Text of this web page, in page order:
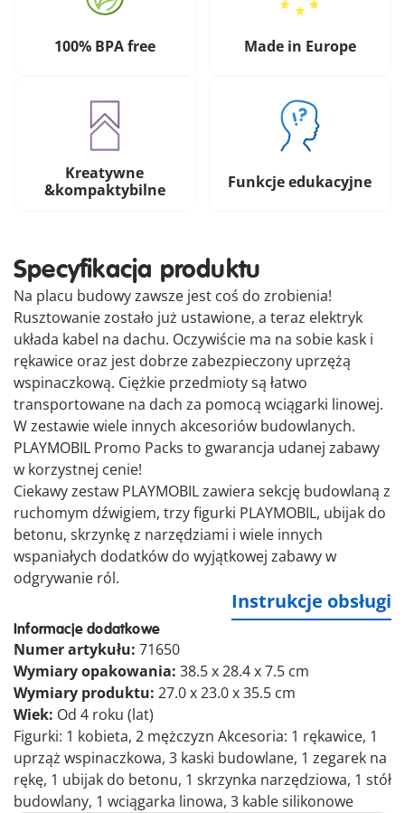
100% BPA free Made in Europe
Kreatywne
&kompaktybilne
Funkcje edukacyjne
Specyfikacja produktu
Na placu budowy zawsze jest coś do zrobienia!
Rusztowanie zostało już ustawione, a teraz elektryk
układa kabel na dachu. Oczywiście ma na sobie kask i
rękawice oraz jest dobrze zabezpieczony uprzężą
wspinaczkową. Ciężkie przedmioty są łatwo
transportowane na dach za pomocą wciągarki linowej.
W zestawie wiele innych akcesoriów budowlanych.
PLAYMOBIL Promo Packs to gwarancja udanej zabawy
w korzystnej cenie!
Ciekawy zestaw PLAYMOBIL zawiera sekcję budowlaną z
ruchomym dźwigiem, trzy figurki PLAYMOBIL, ubijak do
betonu, skrzynkę z narzędziami i wiele innych
wspaniałych dodatków do wyjątkowej zabawy w
odgrywanie ról.
Instrukcje obsługi
Informacje dodatkowe
Numer artykułu: 71650
Wymiary opakowania: 38.5 x 28.4 x 7.5 cm
Wymiary produktu: 27.0 x 23.0 x 35.5 cm
Wiek: Od 4 roku (lat)
Figurki: 1 kobieta, 2 mężczyzn Akcesoria: 1 rękawice, 1
uprząż wspinaczkowa, 3 kaski budowlane, 1 zegarek na
rękę, 1 ubijak do betonu, 1 skrzynka narzędziowa, 1 stół
budowlany, 1 wciągarka linowa, 3 kable silikonowe